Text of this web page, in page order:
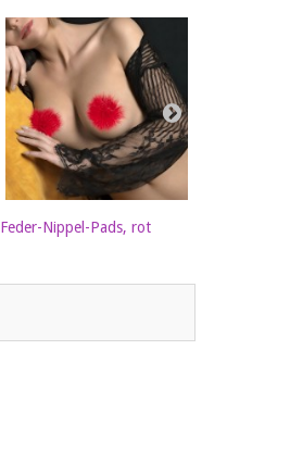
Feder-Nippel-Pads, rot